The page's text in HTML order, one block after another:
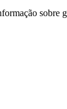
sobre